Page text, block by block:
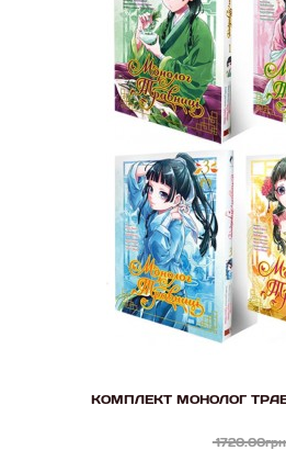
КОМПЛЕКТ МОНОЛОГ
1720.00грн